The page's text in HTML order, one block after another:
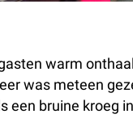
warm
was meteen
een bruine kroeg